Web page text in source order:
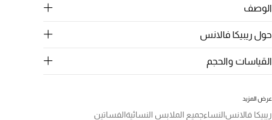
الوصف
حول ريبيكا فالانس
القياسات والحجم
عرض المزيد
ريبيكا فالانسالنساءجميع الملابس النسائيةالفساتين